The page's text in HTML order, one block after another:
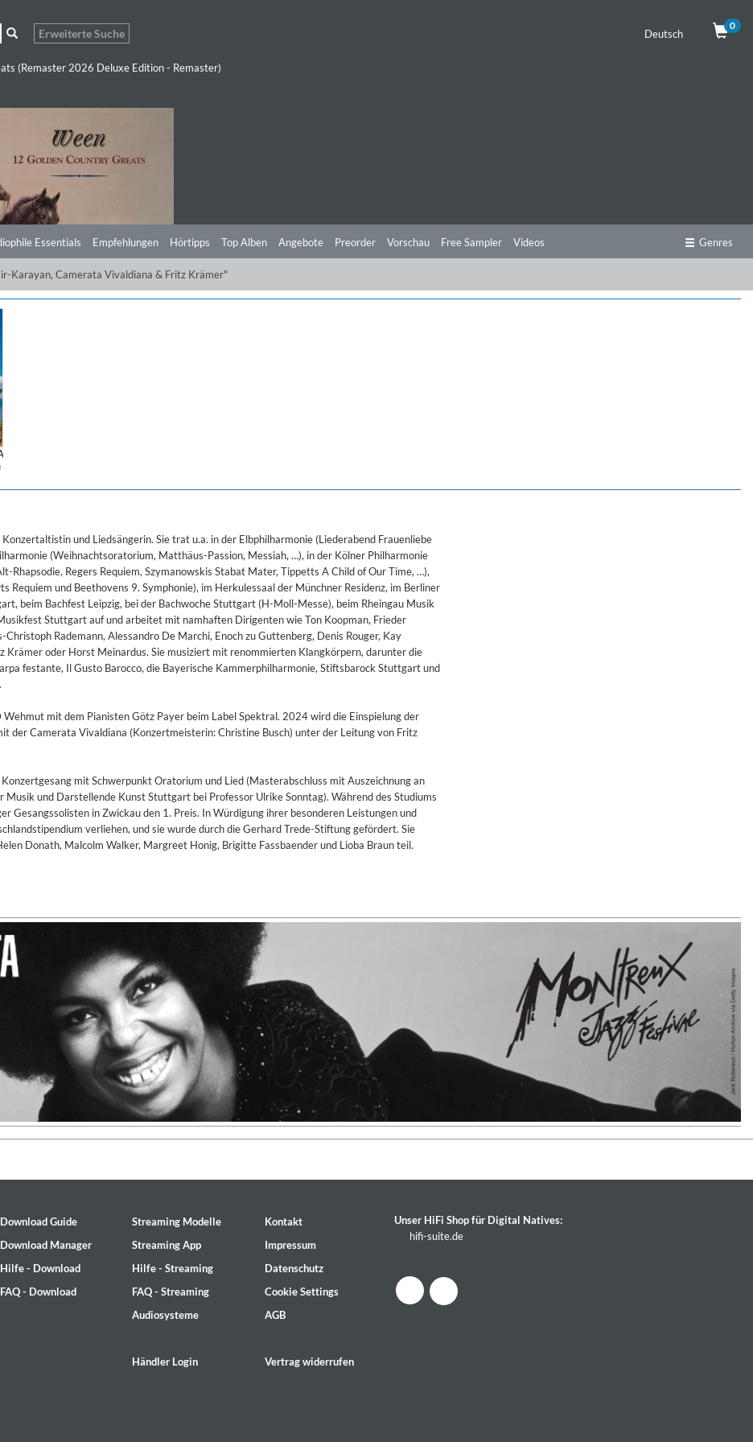
Erweiterte Suche Deutsch
0
(Remaster 2026 Deluxe Edition - Remaster)
Edition)
1965 Half Note Recordings (Stereo Remastered)
Kelly Trio
Essentials Empfehlungen Hörtipps Top Alben Angebote Preorder Vorschau Free Sampler Videos Genres
Karayan, Camerata Vivaldiana & Fritz Krämer"
- Armenian Chants
& Fritz Krämer
und Liedsängerin. Sie trat u.a. in der Elbphilharmonie (Liederabend Frauenliebe
(Weihnachtsoratorium, Matthäus-Passion, Messiah, …), in der Kölner Philharmonie
Rhapsodie, Regers Requiem, Szymanowskis Stabat Mater, Tippetts A Child of Our Time, …),
Requiem und Beethovens 9. Symphonie), im Herkulessaal der Münchner Residenz, im Berliner
beim Bachfest Leipzig, bei der Bachwoche Stuttgart (H-Moll-Messe), beim Rheingau Musik
Stuttgart auf und arbeitet mit namhaften Dirigenten wie Ton Koopman, Frieder
Christoph Rademann, Alessandro De Marchi, Enoch zu Guttenberg, Denis Rouger, Kay
Krämer oder Horst Meinardus. Sie musiziert mit renommierten Klangkörpern, darunter die
festante, Il Gusto Barocco, die Bayerische Kammerphilharmonie, Stiftsbarock Stuttgart und
mit dem Pianisten Götz Payer beim Label Spektral. 2024 wird die Einspielung der
der Camerata Vivaldiana (Konzertmeisterin: Christine Busch) unter der Leitung von Fritz
mit Schwerpunkt Oratorium und Lied (Masterabschluss mit Auszeichnung an
Musik und Darstellende Kunst Stuttgart bei Professor Ulrike Sonntag). Während des Studiums
Gesangssolisten in Zwickau den 1. Preis. In Würdigung ihrer besonderen Leistungen und
verliehen, und sie wurde durch die Gerhard Trede-Stiftung gefördert. Sie
Donath, Malcolm Walker, Margreet Honig, Brigitte Fassbaender und Lioba Braun teil.
Download Guide
Download Manager
Hilfe - Download
FAQ - Download
Streaming Modelle
Streaming App
Hilfe - Streaming
FAQ - Streaming
Audiosysteme
Händler Login
Kontakt
Impressum
Datenschutz
Cookie Settings
AGB
Vertrag widerrufen
Unser HiFi Shop für Digital Natives:
hifi-suite.de